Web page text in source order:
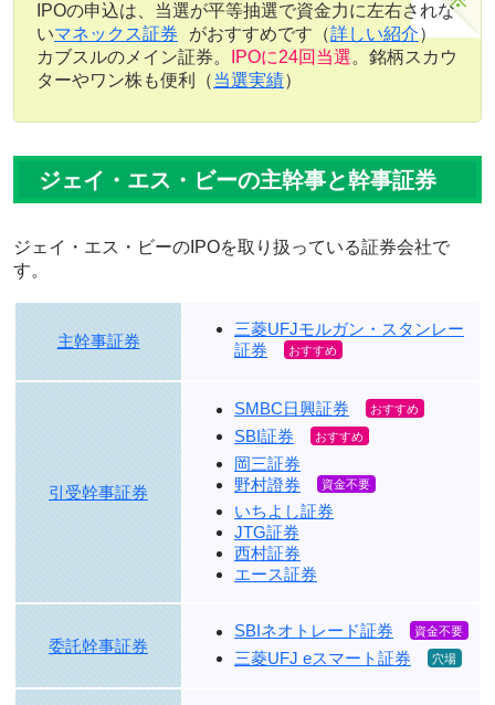
IPOの申込は、当選が平等抽選で資金力に左右されな
いマネックス証券 がおすすめです（詳しい紹介）
カブスルのメイン証券。
IPOに24回当選。銘柄スカウ
ターやワン株も便利（当選実績）
ジェイ・エス・ビーの主幹事と幹事証券
ジェイ・エス・ビーのIPOを取り扱っている証券会社で
す。
主幹事証券
三菱UFJモルガン・スタンレー
証券
引受幹事証券
SMBC日興証券
SBI証券
岡三証券
野村證券
いちよし証券
JTG証券
西村証券
エース証券
委託幹事証券
SBIネオトレード証券
三菱UFJ eスマート証券